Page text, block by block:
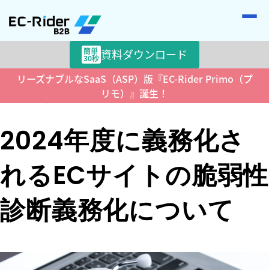
簡単
30秒 資料ダウンロード
リーズナブルなSaaS（ASP）版『EC-Rider Primo（プ
リモ）』誕生！
HOME>ECコラム>2024年度に義務化されるECサイトの脆弱性
2024年度に義務化さ
れるECサイトの脆弱性
診断義務化について